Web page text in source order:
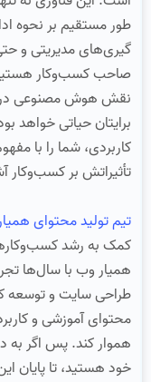
طور مستقیم بر نحوه
گیری‌های مدیریتی و
صاحب کسب‌وکار هستید
برایتان حیاتی خواهد
کاربردی، شما را با
تأثیراتش بر کسب‌وکار
تیم تولید محتوای
کمک به رشد
همیار وب با سال‌ها
طراحی سایت و توسعه
محتوای آموزشی و
هموار کند. پس اگر به
خود هستید، تا پایان